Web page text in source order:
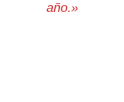
año.»